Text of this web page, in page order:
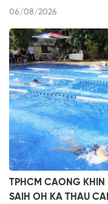
06/08/2026
TPHCM CAONG KHIN
SAIH OH KA THAU